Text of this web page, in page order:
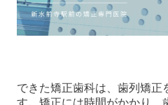
できた矯正歯科は、歯列矯正
す。矯正には時間がかかり、